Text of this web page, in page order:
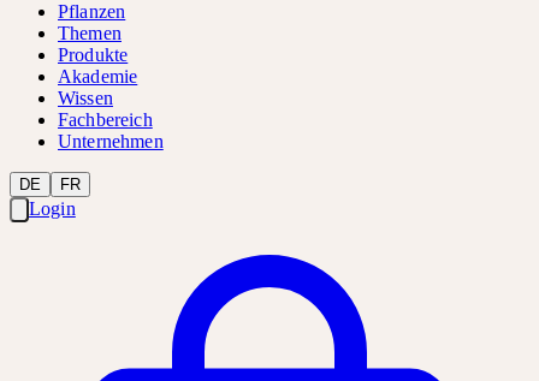
Pflanzen
Themen
Produkte
Akademie
Wissen
Fachbereich
Unternehmen
DE FR
Login